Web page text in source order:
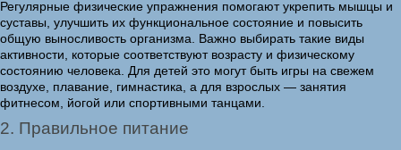
Регулярные физические упражнения помогают укрепить мышцы и
суставы, улучшить их функциональное состояние и повысить
общую выносливость организма. Важно выбирать такие виды
активности, которые соответствуют возрасту и физическому
состоянию человека. Для детей это могут быть игры на свежем
воздухе, плавание, гимнастика, а для взрослых — занятия
фитнесом, йогой или спортивными танцами.
2. Правильное питание